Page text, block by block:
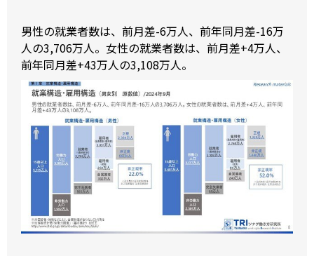
男性の就業者数は、前月差-6万人、前年同月差-16万
人の3,706万人。女性の就業者数は、前月差+4万人、
前年同月差+43万人の3,108万人。